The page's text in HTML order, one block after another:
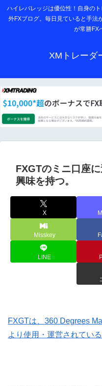
ハイレバレッジは優位性！自身の
外FXブログ。毎日見ていると手法
が常勝FX
XMトレーダ
FXGTのミニ口座
興味を持つ。
X
Misskey
LINE
FXGTは、360 Degrees
より使用・ 運営されてい